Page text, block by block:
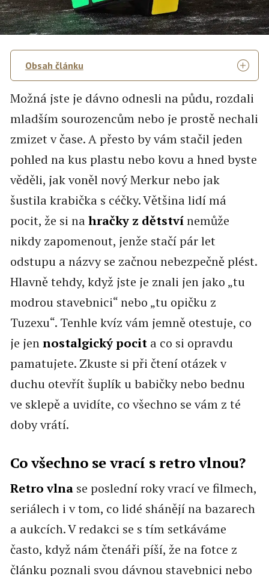
Obsah článku
Možná jste je dávno odnesli na půdu, rozdali
mladším sourozencům nebo je prostě nechali
zmizet v čase. A přesto by vám stačil jeden
pohled na kus plastu nebo kovu a hned byste
věděli, jak voněl nový Merkur nebo jak
šustila krabička s céčky. Většina lidí má
pocit, že si nahračky z dětstvínemůže
nikdy zapomenout, jenže stačí pár let
odstupu a názvy se začnou nebezpečně plést.
Hlavně tehdy, když jste je znali jen jako „tu
modrou stavebnici“ nebo „tu opičku z
Tuzexu“. Tenhle kvíz vám jemně otestuje, co
je jennostalgický pocita co si opravdu
pamatujete. Zkuste si při čtení otázek v
duchu otevřít šuplík u babičky nebo bednu
ve sklepě a uvidíte, co všechno se vám z té
doby vrátí.
Co všechno se vrací s retro vlnou?
Retro vlnase poslední roky vrací ve filmech,
seriálech i v tom, co lidé shánějí na bazarech
a aukcích. V redakci se s tím setkáváme
často, když nám čtenáři píší, že na fotce z
článku poznali svou dávnou stavebnici nebo